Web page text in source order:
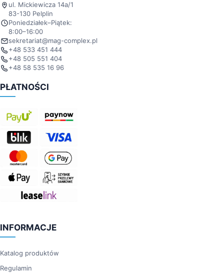
ul. Mickiewicza 14a/1
83-130 Pelplin
Poniedziałek–Piątek:
8:00–16:00
sekretariat@mag-complex.pl
+48 533 451 444
+48 505 551 404
+48 58 535 16 96
PŁATNOŚCI
INFORMACJE
Katalog produktów
Regulamin